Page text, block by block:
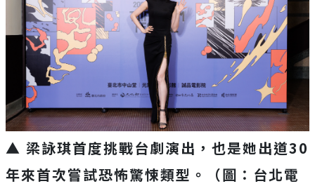
▲ 梁詠琪首度挑戰台劇演出，也是她出道30
年來首次嘗試恐怖驚悚類型。（圖：台北電